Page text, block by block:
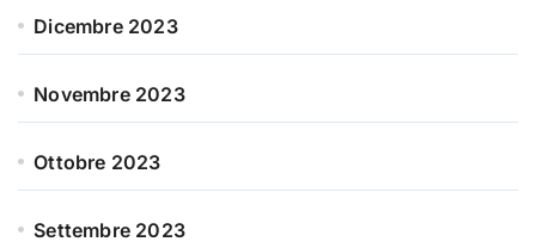
Dicembre 2023
Novembre 2023
Ottobre 2023
Settembre 2023